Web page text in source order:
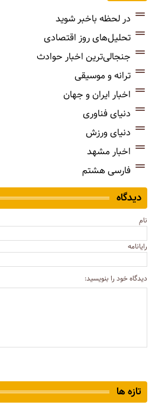
در لحظه باخبر شوید
تحلیل‌های روز اقتصادی
جنجالی‌ترین اخبار حوادث
ترانه و موسیقی
اخبار ایران و جهان
دنیای فناوری
دنیای ورزش
اخبار مشهد
فارسی هشتم
دیدگاه
نام
رایانامه
دیدگاه خود را بنویسید:
تازه ها